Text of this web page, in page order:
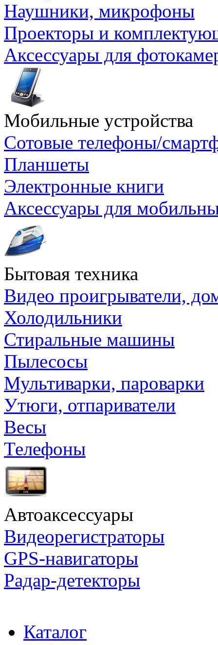
Наушники, микрофоны
Проекторы и
Аксессуары для
Мобильные устройства
Сотовые телефоны/
Планшеты
Электронные книги
Аксессуары для
Бытовая техника
Видео проигрыватели,
Холодильники
Стиральные машины
Пылесосы
Мультиварки, пароварки
Утюги, отпариватели
Весы
Телефоны
Автоаксессуары
Видеорегистраторы
GPS-навигаторы
Радар-детекторы
Каталог